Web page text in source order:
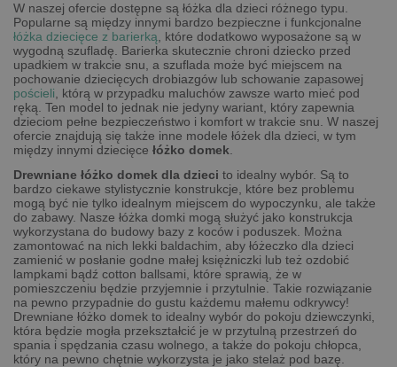
W naszej ofercie dostępne są łóżka dla dzieci różnego typu.
Popularne są między innymi bardzo bezpieczne i funkcjonalne
łóżka dziecięce z barierką , które dodatkowo wyposażone są w
wygodną szufladę. Barierka skutecznie chroni dziecko przed
upadkiem w trakcie snu, a szuflada może być miejscem na
pochowanie dziecięcych drobiazgów lub schowanie zapasowej
pościeli , którą w przypadku maluchów zawsze warto mieć pod
ręką. Ten model to jednak nie jedyny wariant, który zapewnia
dzieciom pełne bezpieczeństwo i komfort w trakcie snu. W naszej
ofercie znajdują się także inne modele łóżek dla dzieci, w tym
między innymi dziecięce łóżko domek
Drewniane łóżko domek dla dzieci to idealny wybór. Są to
bardzo ciekawe stylistycznie konstrukcje, które bez problemu
mogą być nie tylko idealnym miejscem do wypoczynku, ale także
do zabawy. Nasze łóżka domki mogą służyć jako konstrukcja
wykorzystana do budowy bazy z koców i poduszek. Można
zamontować na nich lekki baldachim, aby łóżeczko dla dzieci
zamienić w posłanie godne małej księżniczki lub też ozdobić
lampkami bądź cotton ballsami, które sprawią, że w
pomieszczeniu będzie przyjemnie i przytulnie. Takie rozwiązanie
na pewno przypadnie do gustu każdemu małemu odkrywcy!
Drewniane łóżko domek to idealny wybór do pokoju dziewczynki,
która będzie mogła przekształcić je w przytulną przestrzeń do
spania i spędzania czasu wolnego, a także do pokoju chłopca,
który na pewno chętnie wykorzysta je jako stelaż pod bazę.